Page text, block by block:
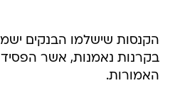
הקנסות שישלמו הבנקים
בקרנות נאמנות, אשר
האמורות.